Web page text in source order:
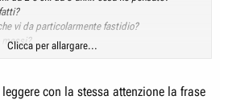
vi da particolarmente fastidio?
inizia a scontare le "vecchie" per liberarsene.
Clicca per allargare...
con la stessa attenzione la frase